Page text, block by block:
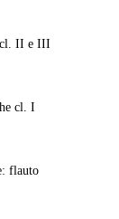
cl. II e III
cl. I
flauto